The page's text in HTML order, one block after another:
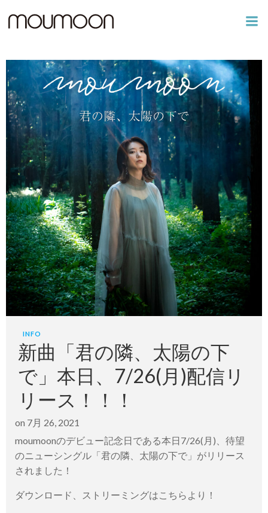
ツ
へ
ス
キ
ッ
プ
INFO
新曲「君の隣、太陽の下
で」本日、7/26(月)配信リ
リース！！！
on 7月 26, 2021
moumoonのデビュー記念日である本日7/26(月)、待望
のニューシングル「君の隣、太陽の下で」がリリース
されました！
ダウンロード、ストリーミングはこちらより！